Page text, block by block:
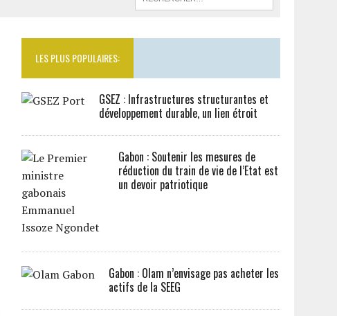
LES PLUS POPULAIRES:
GSEZ : Infrastructures structurantes et
développement durable, un lien étroit
Gabon : Soutenir les mesures de
réduction du train de vie de l’Etat est
un devoir patriotique
Gabon : Olam n’envisage pas acheter les
actifs de la SEEG